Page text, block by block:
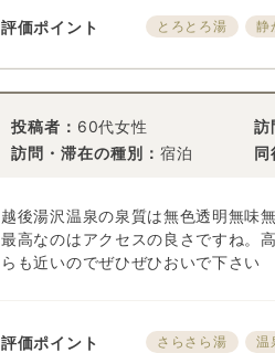
評価ポイント とろとろ湯 静
投稿者： 60代女性 訪
訪問・滞在の種別： 宿泊 同
越後湯沢温泉の泉質は無色透明無味
最高なのはアクセスの良さですね。
らも近いのでぜひぜひおいで下さい
評価ポイント さらさら湯 温